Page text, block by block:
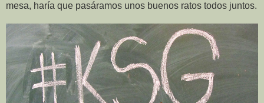
mesa, haría que pasáramos unos buenos ratos todos juntos.